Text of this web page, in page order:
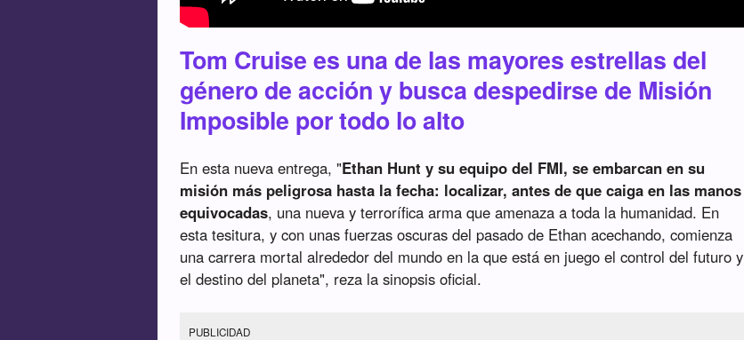
Tom Cruise es una de las mayores estrellas del
género de acción y busca despedirse de Misión
Imposible por todo lo alto
En esta nueva entrega, "Ethan Hunt y su equipo del FMI, se embarcan en su
misión más peligrosa hasta la fecha: localizar, antes de que caiga en las manos
equivocadas, una nueva y terrorífica arma que amenaza a toda la humanidad. En
esta tesitura, y con unas fuerzas oscuras del pasado de Ethan acechando, comienza
una carrera mortal alrededor del mundo en la que está en juego el control del futuro y
el destino del planeta", reza la sinopsis oficial.
PUBLICIDAD